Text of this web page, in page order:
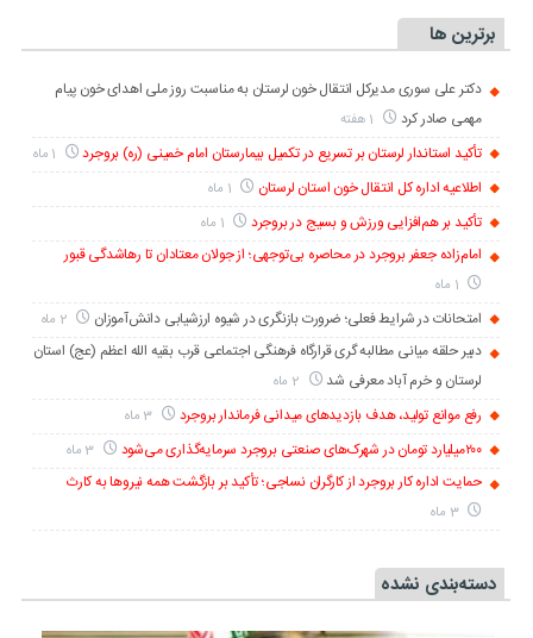
برترین ها
دکتر علی سوری مدیرکل انتقال خون لرستان به مناسبت روز ملی اهدای خون پیام
مهمی صادر کرد
تأکید استاندار لرستان بر تسریع در تکمیل بیمارستان امام خمینی (ره) بروجرد
اطلاعیه اداره کل انتقال خون استان لرستان
تأکید بر هم‌افزایی ورزش و بسیج در بروجرد
امام‌زاده جعفر بروجرد در محاصره بی‌توجهی؛ از جولان معتادان تا رهاشدگی قبور
امتحانات در شرایط فعلی؛ ضرورت بازنگری در شیوه ارزشیابی دانش‌آموزان
دبیر حلقه میانی مطالبه گری قرارگاه فرهنگی اجتماعی قرب بقیه الله اعظم (عج) استان
لرستان و خرم آباد معرفی شد
رفع موانع تولید، هدف بازدیدهای میدانی فرماندار بروجرد
۲۰۰میلیارد تومان در شهرک‌های صنعتی بروجرد سرمایه‌گذاری می‌شود
حمایت اداره کار بروجرد از کارگران نساجی؛ تأکید بر بازگشت همه نیروها به کارث
3 ماه
دسته‌بندی نشده